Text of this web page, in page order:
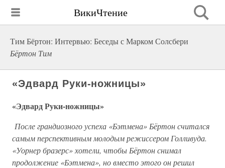
ВикиЧтение
Тим Бёртон: Интервью: Беседы с Марком Солсбери
Бёртон Тим
«Эдвард Руки-ножницы»
«Эдвард Руки-ножницы»
После грандиозного успеха «Бэтмена» Бёртон считался
самым перспективным молодым режиссером Голливуда.
«Уорнер бразерс» хотели, чтобы Бёртон снимал
продолжение «Бэтмена», но вместо этого он решил